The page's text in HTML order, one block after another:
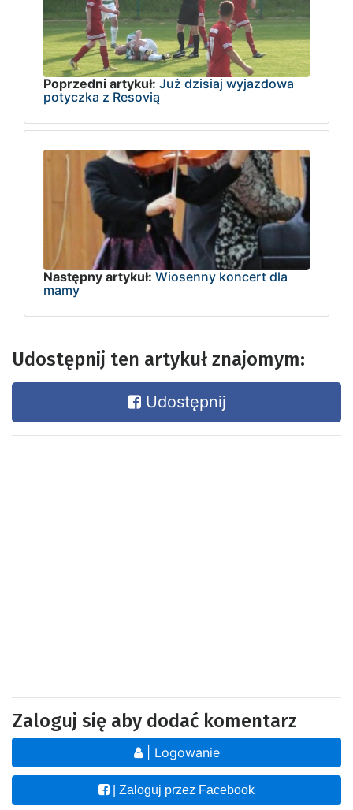
Poprzedni artykuł: Już dzisiaj wyjazdowa
potyczka z Resovią
Następny artykuł: Wiosenny koncert dla
mamy
Udostępnij ten artykuł znajomym:
Udostępnij
Zaloguj się aby dodać komentarz
| Logowanie
| Zaloguj przez Facebook